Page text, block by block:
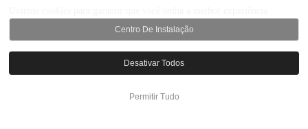
© 2026 Instituto Durango Duarte - Todos os direitos reservados.
Desenvolvido por iMarketing Agência Digital
Centro De Instalação
Desativar Todos
Permitir Tudo